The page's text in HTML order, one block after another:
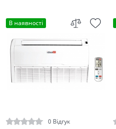
В наявності
0 Відгук